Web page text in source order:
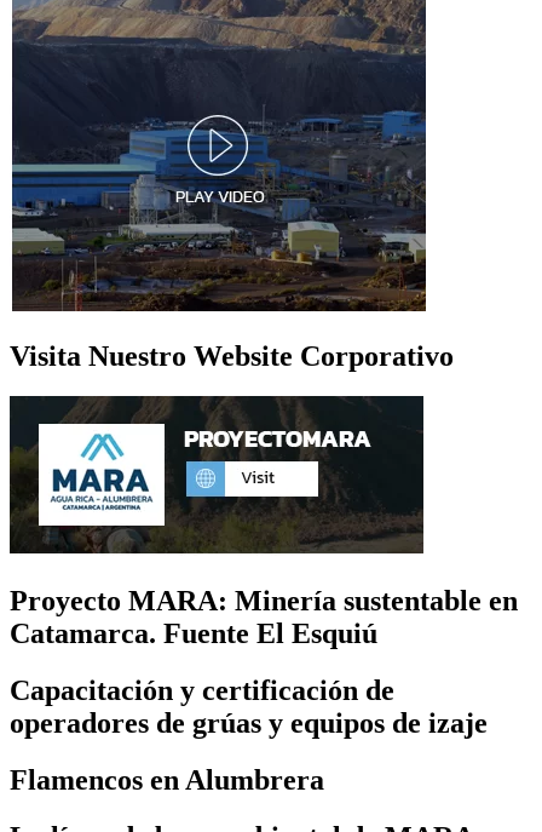
Visita Nuestro Website Corporativo
Proyecto MARA: Minería sustentable en
Catamarca. Fuente El Esquiú
Capacitación y certificación de
operadores de grúas y equipos de izaje
Flamencos en Alumbrera